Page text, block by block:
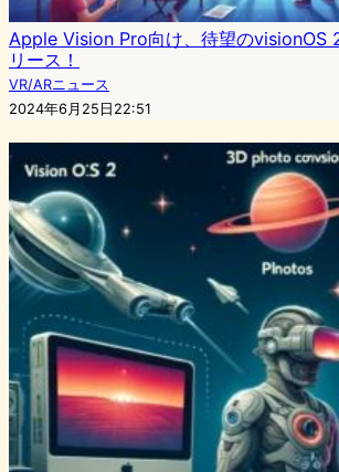
Apple Vision Pro向け、待望のvisionOS
リース！
VR/ARニュース
2024年6月25日22:51